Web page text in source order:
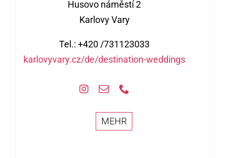
Husovo náměstí 2
Karlovy Vary
Tel.: +420 /731123033
karlovyvary.cz/de/destination-weddings
MEHR